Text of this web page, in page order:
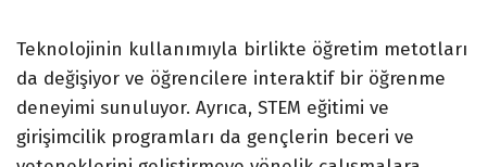
Teknolojinin kullanımıyla birlikte öğretim metotları
da değişiyor ve öğrencilere interaktif bir öğrenme
deneyimi sunuluyor. Ayrıca, STEM eğitimi ve
girişimcilik programları da gençlerin beceri ve